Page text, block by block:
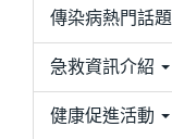
傳染病熱門話題
急救資訊介紹
健康促進活動